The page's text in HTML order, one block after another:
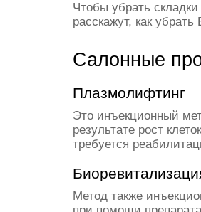
Чтобы убрать
расскажут, как
Салонные
Плазмолифтинг
Это инъекционный
результате рост
требуется
Метод также